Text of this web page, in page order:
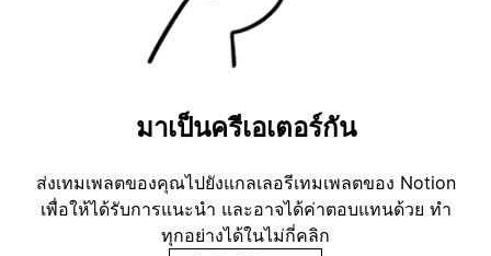
มาเป็นครีเอเตอร์กัน
ส่งเทมเพลตของคุณไปยังแกลเลอรีเทมเพลตของ Notion
เพื่อให้ได้รับการแนะนำ และอาจได้ค่าตอบแทนด้วย ทำ
ทุกอย่างได้ในไม่กี่คลิก